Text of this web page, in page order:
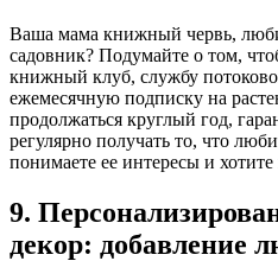
Ваша мама книжный червь,
садовник? Подумайте о том,
книжный клуб, службу
ежемесячную подписку на
продолжаться круглый год,
регулярно получать то, что
понимаете ее интересы и
9.
декор: добавление